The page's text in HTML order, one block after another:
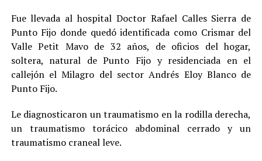
Fue llevada al hospital Doctor Rafael Calles Sierra de
Punto Fijo donde quedó identificada como Crismar del
Valle Petit Mavo de 32 años, de oficios del hogar,
soltera, natural de Punto Fijo y residenciada en el
callejón el Milagro del sector Andrés Eloy Blanco de
Punto Fijo.
Le diagnosticaron un traumatismo en la rodilla derecha,
un traumatismo torácico abdominal cerrado y un
traumatismo craneal leve.